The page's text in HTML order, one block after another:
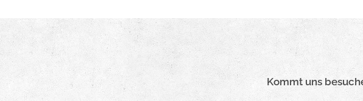
Kommt uns